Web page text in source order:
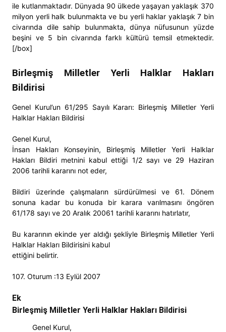
ile kutlanmaktadır. Dünyada 90 ülkede yaşayan yaklaşık 370
milyon yerli halk bulunmakta ve bu yerli haklar yaklaşık 7 bin
civarında dile sahip bulunmakta, dünya nüfusunun yüzde
beşini ve 5 bin civarında farklı kültürü temsil etmektedir.
[/box]
Birleşmiş Milletler Yerli Halklar Hakları
Bildirisi
Genel Kurul’un 61/295 Sayılı Kararı: Birleşmiş Milletler Yerli
Halklar Hakları Bildirisi
Genel Kurul,
İnsan Hakları Konseyinin, Birleşmiş Milletler Yerli Halklar
Hakları Bildiri metnini kabul ettiği 1/2 sayı ve 29 Haziran
2006 tarihli kararını not eder,
Bildiri üzerinde çalışmaların sürdürülmesi ve 61. Dönem
sonuna kadar bu konuda bir karara varılmasını öngören
61/178 sayı ve 20 Aralık 20061 tarihli kararını hatırlatır,
Bu kararının ekinde yer aldığı şekliyle Birleşmiş Milletler Yerli
Halklar Hakları Bildirisini kabul
ettiğini belirtir.
107. Oturum :13 Eylül 2007
Ek
Birleşmiş Milletler Yerli Halklar Hakları Bildirisi
Genel Kurul,